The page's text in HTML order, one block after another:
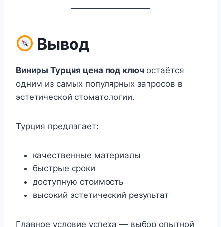
Вывод
Виниры Турция цена под ключ остаётся
одним из самых популярных запросов в
эстетической стоматологии.
Турция предлагает:
качественные материалы
быстрые сроки
доступную стоимость
высокий эстетический результат
Главное условие успеха — выбор опытной